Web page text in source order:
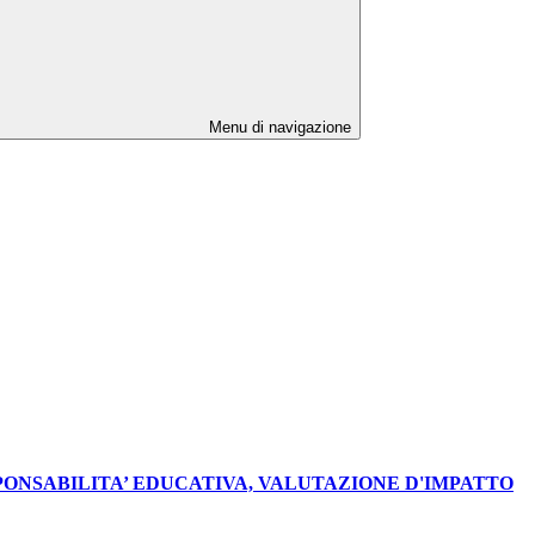
Menu di navigazione
EDUCATIVA, VALUTAZIONE D'IMPATTO